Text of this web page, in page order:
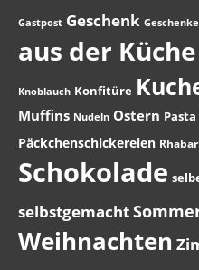
Gastpost Geschenk Geschenke
aus der Küche
Knoblauch Konfitüre
Muffins Nudeln Ostern Pasta
Päckchenschickereien
Schokolade
selbstgemacht
Weihnachten